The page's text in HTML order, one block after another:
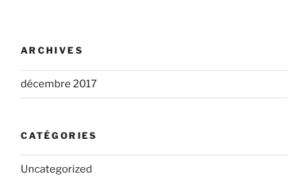
ARCHIVES
décembre 2017
CATÉGORIES
Uncategorized